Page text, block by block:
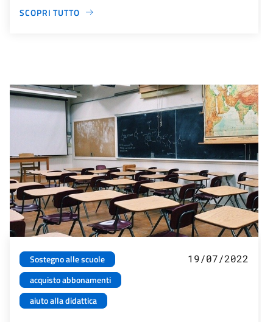
SCOPRI TUTTO
Sostegno alle scuole
acquisto abbonamenti
aiuto alla didattica
19/07/2022